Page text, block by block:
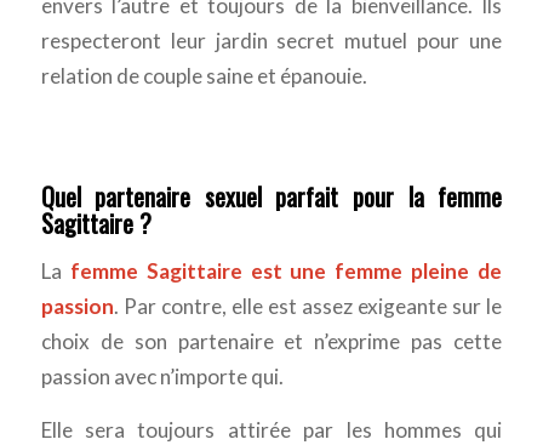
envers l’autre et toujours de la bienveillance. Ils
respecteront leur jardin secret mutuel pour une
relation de couple saine et épanouie.
Quel partenaire sexuel parfait pour la femme
Sagittaire ?
La femme Sagittaire est une femme pleine de
passion. Par contre, elle est assez exigeante sur le
choix de son partenaire et n’exprime pas cette
passion avec n’importe qui.
Elle sera toujours attirée par les hommes qui